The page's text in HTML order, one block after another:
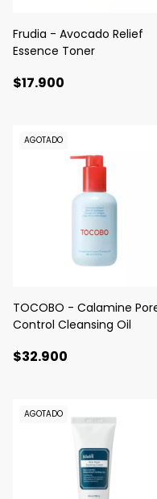
Frudia - Avocado Relief
Essence Toner
$17.900
AGOTADO
TOCOBO - Calamine
Control Cleansing Oil
$32.900
AGOTADO